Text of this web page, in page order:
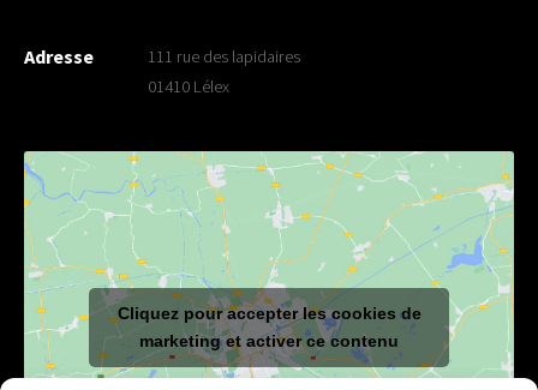
Adresse
111 rue des lapidaires
01410 Lélex
Cliquez pour accepter les cookies de
marketing et activer ce contenu